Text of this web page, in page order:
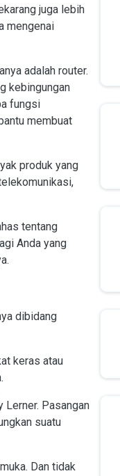
juga lebih
mengenai
adalah router.
kebingungan
fungsi
membuat
produk yang
tentang
Anda yang
dibidang
keras atau
Lerner. Pasangan
suatu
Dan tidak